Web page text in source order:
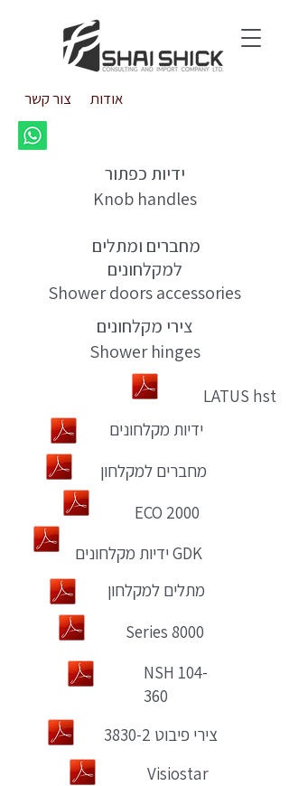
צור קשר אודות
ידיות כפתור
Knob handles
מחברים ומתלים
למקלחונים
Shower doors accessories
צירי מקלחונים​​​
Shower hinges
LATUS hst
ידיות מקלחונים
מחברים למקלחון
ECO 2000
ידיות מקלחונים GDK
מתלים למקלחון
Series 8000
NSH 104-
360
צירי פיבוט 3830-2
Visiostar